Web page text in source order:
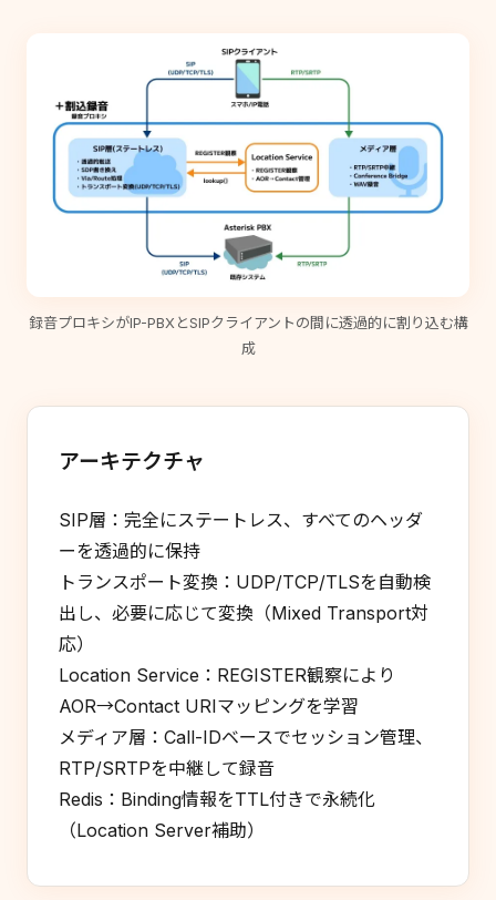
録音プロキシがIP-PBXとSIPクライアントの間に透過的に割り込む構
成
アーキテクチャ
SIP層：完全にステートレス、すべてのヘッダ
ーを透過的に保持
トランスポート変換：UDP/TCP/TLSを自動検
出し、必要に応じて変換（Mixed Transport対
応）
Location Service：REGISTER観察により
AOR→Contact URIマッピングを学習
メディア層：Call-IDベースでセッション管理、
RTP/SRTPを中継して録音
Redis：Binding情報をTTL付きで永続化
（Location Server補助）